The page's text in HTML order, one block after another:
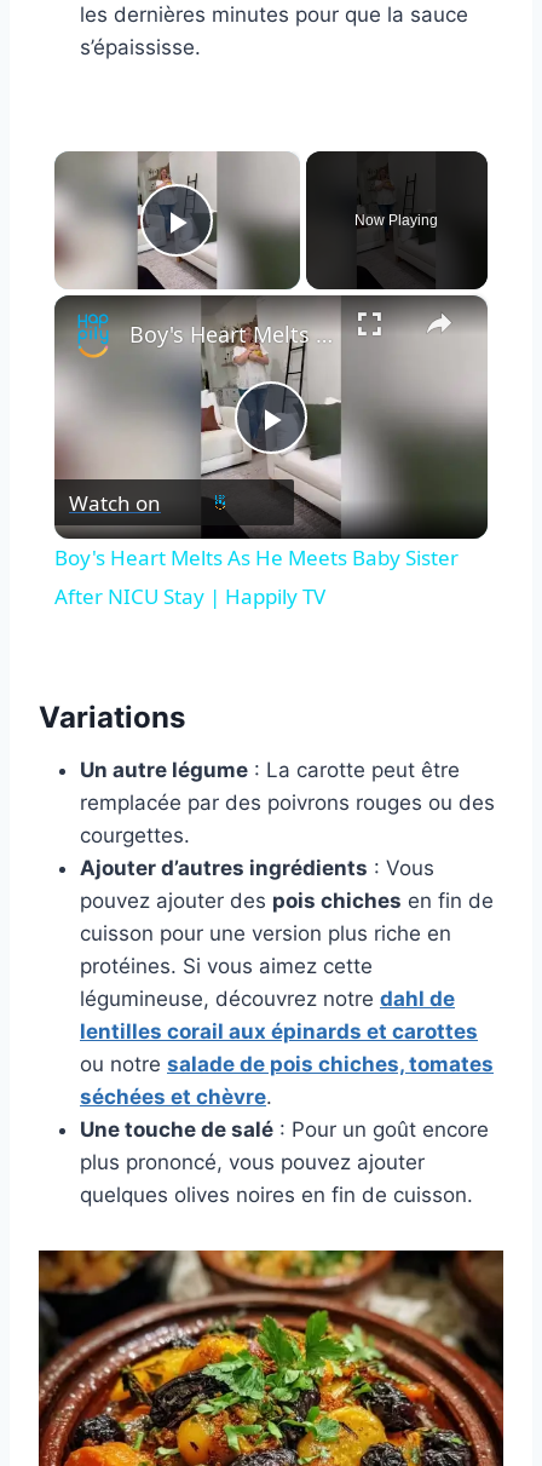
les dernières minutes pour que la sauce
s’épaississe.
×
Play Video
Now Playing
×
Play
Video
Boy's Heart Melts As He Meets Baby Sister After NICU Stay | Happily TV
Watch on
Boy's Heart Melts As He Meets Baby Sister
After NICU Stay | Happily TV
Variations
Un autre légume : La carotte peut être
remplacée par des poivrons rouges ou des
courgettes.
Ajouter d’autres ingrédients : Vous
pouvez ajouter des pois chiches en fin de
cuisson pour une version plus riche en
protéines. Si vous aimez cette
légumineuse, découvrez notre dahl de
lentilles corail aux épinards et carottes
ou notre salade de pois chiches, tomates
séchées et chèvre.
Une touche de salé : Pour un goût encore
plus prononcé, vous pouvez ajouter
quelques olives noires en fin de cuisson.